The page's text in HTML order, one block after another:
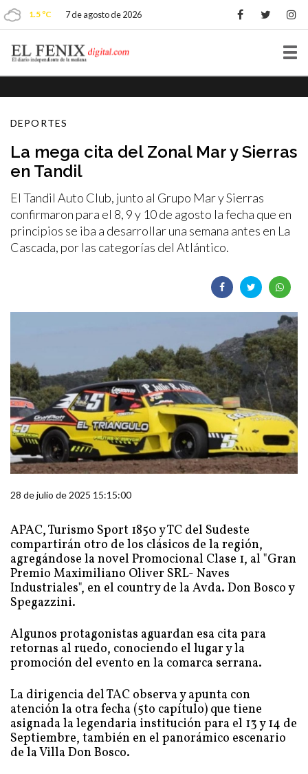
1.5 ºC 7 de agosto de 2026
DEPORTES
La mega cita del Zonal Mar y Sierras
en Tandil
El Tandil Auto Club, junto al Grupo Mar y Sierras
confirmaron para el 8, 9 y 10 de agosto la fecha que en
principios se iba a desarrollar una semana antes en La
Cascada, por las categorías del Atlántico.
28 de julio de 2025 15:15:00
APAC, Turismo Sport 1850 y TC del Sudeste
compartirán otro de los clásicos de la región,
agregándose la novel Promocional Clase 1, al "Gran
Premio Maximiliano Oliver SRL- Naves
Industriales", en el country de la Avda. Don Bosco y
Spegazzini.
Algunos protagonistas aguardan esa cita para
retornas al ruedo, conociendo el lugar y la
promoción del evento en la comarca serrana.
La dirigencia del TAC observa y apunta con
atención la otra fecha (5to capítulo) que tiene
asignada la legendaria institución para el 13 y 14 de
Septiembre, también en el panorámico escenario
de la Villa Don Bosco.